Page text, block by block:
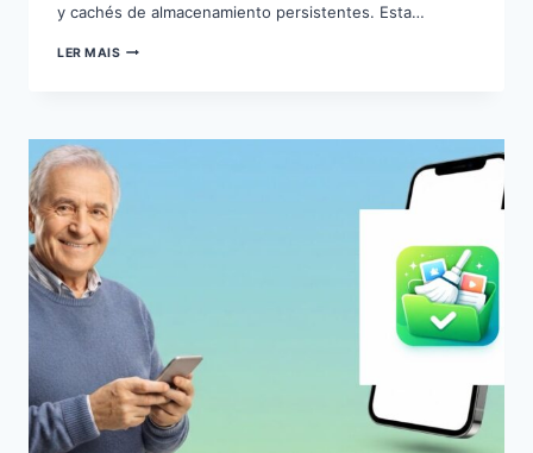
y cachés de almacenamiento persistentes. Esta…
LER MAISCÓMO
MÓVIL